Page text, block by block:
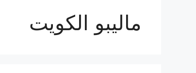
ماليبو الكويت